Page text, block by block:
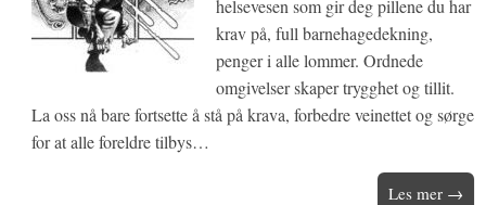
helsevesen som gir deg pillene du har
krav på, full barnehagedekning,
penger i alle lommer. Ordnede
omgivelser skaper trygghet og tillit.
La oss nå bare fortsette å stå på krava, forbedre veinettet og sørge
for at alle foreldre tilbys…
Les mer →